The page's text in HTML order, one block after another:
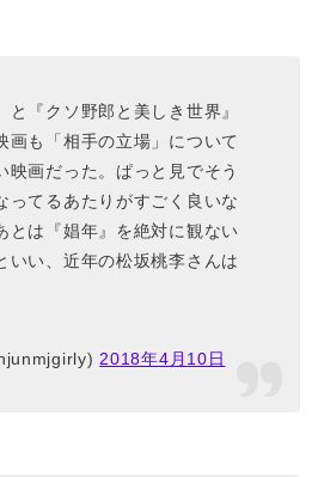
『クソ野郎と美しき世界』
画も「相手の立場」について
映画だった。ぱっと見でそう
ってるあたりがすごく良いな
とは『娼年』を絶対に観ない
いい、近年の松坂桃李さんは
2018年4月10日